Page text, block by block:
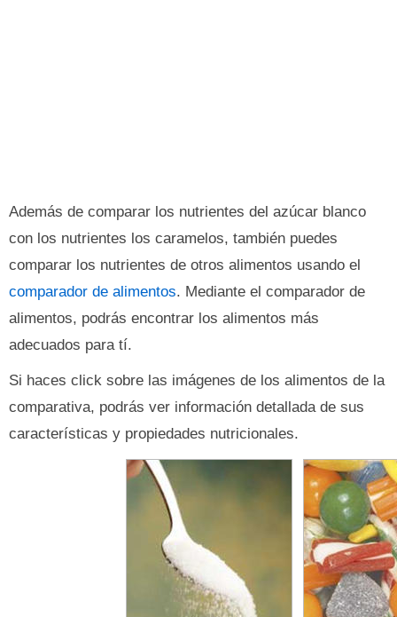
Además de comparar los nutrientes del azúcar blanco
con los nutrientes los caramelos, también puedes
comparar los nutrientes de otros alimentos usando el
comparador de alimentos. Mediante el comparador de
alimentos, podrás encontrar los alimentos más
adecuados para tí.
Si haces click sobre las imágenes de los alimentos de la
comparativa, podrás ver información detallada de sus
características y propiedades nutricionales.